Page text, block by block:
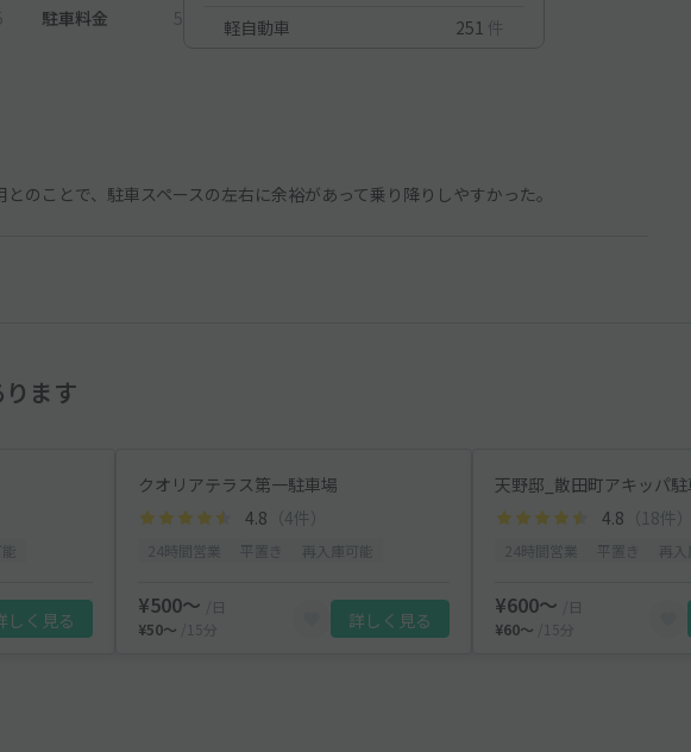
駐車料金 5
軽自動車
251 件
のことで、駐車スペースの左右に余裕があって乗り降りしやすかった。
ます
しく見る
クオリアテラス第一駐車場
4.8 （4件）
¥500〜
/日
¥50〜
/15分 詳しく見る
天野邸_散田町アキッパ
4.8 （18件
¥600〜
/日
¥60〜
/15分